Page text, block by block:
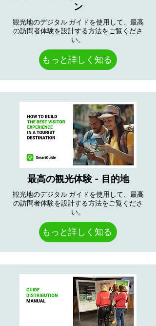
ン
観光地のデジタル ガイドを使用して、最高
の訪問者体験を設計する方法をご覧くださ
い。
もっと詳しく知る
最高の観光体験 - 目的地
観光地のデジタル ガイドを使用して、最高
の訪問者体験を設計する方法をご覧くださ
い。
もっと詳しく知る